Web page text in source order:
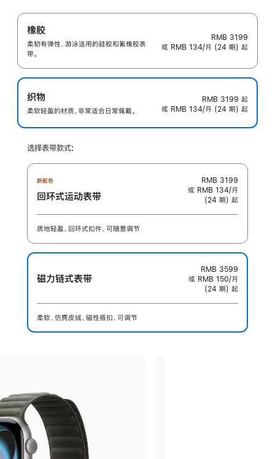
橡胶
柔韧有弹性、游泳适用的硅胶和氟橡胶表
带。
RMB 3199
或 RMB 134/月 (24 期) 起
织物
柔软轻盈的材质，非常适合日常佩戴。
RMB 3199 起
或 RMB 134/月 (24 期) 起
选择表带款式:
新配色
回环式运动表带
RMB 3199
或 RMB 134/月
(24 期) 起
质地轻盈、回环式扣件、可随意调节
磁力链式表带
RMB 3599
或 RMB 150/月
(24 期) 起
柔软、仿麂皮绒、磁性搭扣、可调节